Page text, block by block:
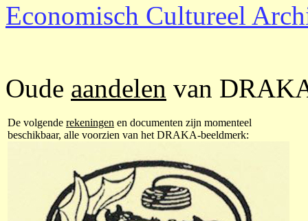
Economisch Cultureel
Oude aandelen van
De volgende rekeningen en documenten zijn momenteel
beschikbaar, alle voorzien van het DRAKA-beeldmerk: